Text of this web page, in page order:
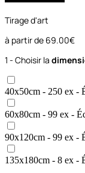
Tirage d'art
à partir de 69.00€
1 - Choisir la
40x50cm - 250 ex -
60x80cm - 99 ex -
90x120cm - 99 ex -
135x180cm - 8 ex -